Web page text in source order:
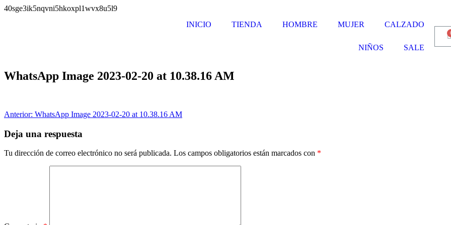
40sge3ik5nqvni5hkoxpl1wvx8u5l9
INICIO
TIENDA HOMBRE MUJER CALZADO
NIÑOS SALE
WhatsApp Image 2023-02-20 at 10.38.16 AM
Anterior: WhatsApp Image 2023-02-20 at 10.38.16 AM
Deja una respuesta
Tu dirección de correo electrónico no será publicada. Los campos obligatorios están marcados con *